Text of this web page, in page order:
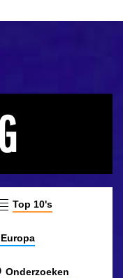
Top 10's
Onderzoeken